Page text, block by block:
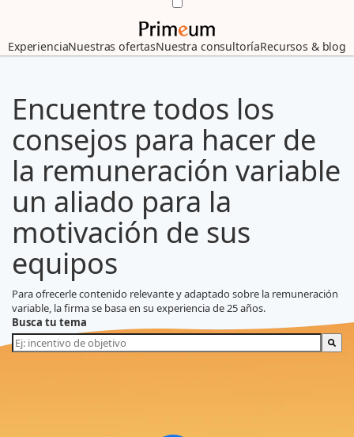
ExperienciaNuestras ofertasNuestra consultoríaRecursos & blog
Encuentre todos los
consejos para hacer de
la remuneración variable
un aliado para la
motivación de sus
equipos
Para ofrecerle contenido relevante y adaptado sobre la remuneración
variable, la firma se basa en su experiencia de 25 años.
Busca tu tema